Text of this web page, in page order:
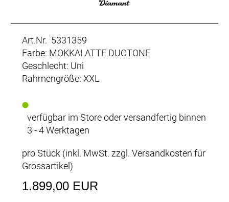
Art.Nr. 5331359
Farbe: MOKKALATTE DUOTONE
Geschlecht: Uni
Rahmengröße: XXL
verfügbar im Store oder versandfertig binnen
3 - 4 Werktagen
pro Stück (inkl. MwSt. zzgl. Versandkosten für
Grossartikel)
1.899,00 EUR